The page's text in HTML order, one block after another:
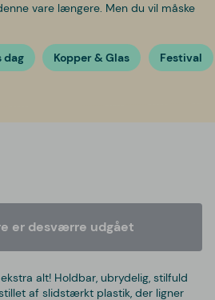
vare længere. Men du vil måske
dag Kopper & Glas Festival
er desværre udgået
alt! Holdbar, ubrydelig, stilfuld
af slidstærkt plastik, der ligner